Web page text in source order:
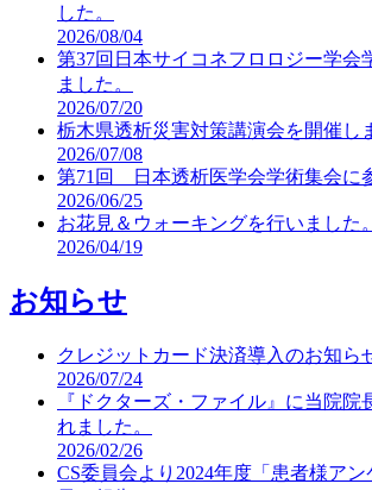
した。
2026/08/04
第37回日本サイコネフロロジー学会
ました。
2026/07/20
栃木県透析災害対策講演会を開催し
2026/07/08
第71回 日本透析医学会学術集会に
2026/06/25
お花見＆ウォーキングを行いました。
2026/04/19
お知らせ
クレジットカード決済導入のお知ら
2026/07/24
『ドクターズ・ファイル』に当院院
れました。
2026/02/26
CS委員会より2024年度「患者様ア